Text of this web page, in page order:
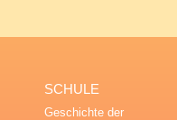
SCHULE
Geschichte der